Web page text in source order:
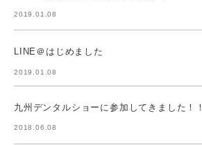
2019.01.08
LINE＠はじめました
2019.01.08
九州デンタルショーに参加してきました！！
2018.06.08